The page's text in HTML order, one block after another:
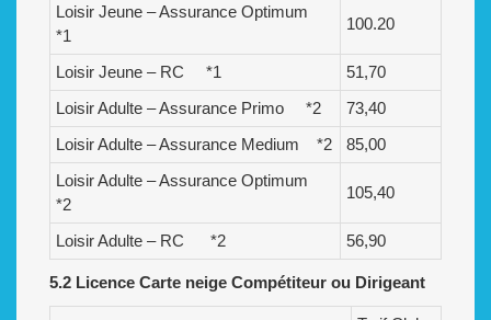
Loisir Jeune – Assurance Optimum
*1
100.20
Loisir Jeune – RC *1
51,70
Loisir Adulte – Assurance Primo *2
73,40
Loisir Adulte – Assurance Medium *2
85,00
Loisir Adulte – Assurance Optimum
*2
105,40
Loisir Adulte – RC *2 56,90
5.2 Licence Carte neige Compétiteur ou Dirigeant